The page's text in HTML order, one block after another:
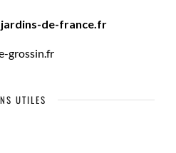
de-france.fr
grossin.fr
UTILES